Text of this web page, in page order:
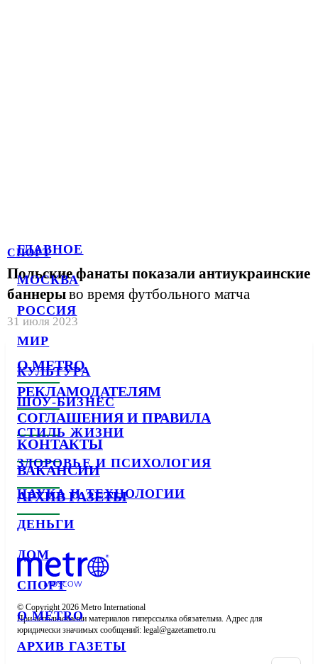
ГЛАВНОЕ
МОСКВА
РОССИЯ
МИР
КУЛЬТУРА
ШОУ-БИЗНЕС
СТИЛЬ ЖИЗНИ
ЗДОРОВЬЕ И ПСИХОЛОГИЯ
НАУКА И ТЕХНОЛОГИИ
ДЕНЬГИ
ДОМ
СПОРТ
О METRO
АРХИВ ГАЗЕТЫ
СПОРТ
Польские фанаты показали антиукраинские
баннерыво время футбольного матча
31 июля 2023
О METRO
РЕКЛАМОДАТЕЛЯМ
СОГЛАШЕНИЯ И ПРАВИЛА
КОНТАКТЫ
ВАКАНСИИ
АРХИВ ГАЗЕТЫ
© Copyright 2026 Metro International
При использовании материалов гиперссылка обязательна. Адрес для
юридически значимых сообщений: